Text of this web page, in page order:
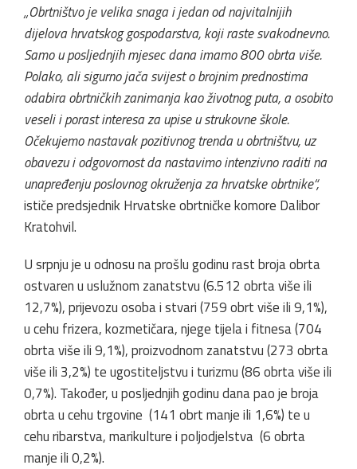
„Obrtništvo je velika snaga i jedan od najvitalnijih
dijelova hrvatskog gospodarstva, koji raste svakodnevno.
Samo u posljednjih mjesec dana imamo 800 obrta više.
Polako, ali sigurno jača svijest o brojnim prednostima
odabira obrtničkih zanimanja kao životnog puta, a osobito
veseli i porast interesa za upise u strukovne škole.
Očekujemo nastavak pozitivnog trenda u obrtništvu, uz
obavezu i odgovornost da nastavimo intenzivno raditi na
unapređenju poslovnog okruženja za hrvatske obrtnike“,
ističe predsjednik Hrvatske obrtničke komore Dalibor
Kratohvil.
U srpnju je u odnosu na prošlu godinu rast broja obrta
ostvaren u uslužnom zanatstvu (6.512 obrta više ili
12,7%), prijevozu osoba i stvari (759 obrt više ili 9,1%),
u cehu frizera, kozmetičara, njege tijela i fitnesa (704
obrta više ili 9,1%), proizvodnom zanatstvu (273 obrta
više ili 3,2%) te ugostiteljstvu i turizmu (86 obrta više ili
0,7%). Također, u posljednjih godinu dana pao je broja
obrta u cehu trgovine (141 obrt manje ili 1,6%) te u
cehu ribarstva, marikulture i poljodjelstva (6 obrta
manje ili 0,2%).